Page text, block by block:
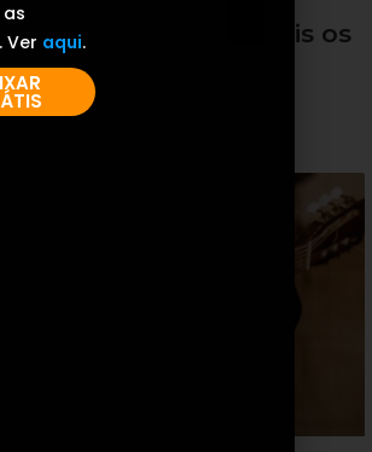
para iniciantes: Quais os
Ver aqui.